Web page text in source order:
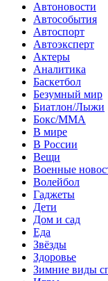
Автоновости
Автособытия
Автоспорт
Автоэксперт
Актеры
Аналитика
Баскетбол
Безумный мир
Биатлон/Лыжи
Бокс/MMA
В мире
В России
Вещи
Военные
Волейбол
Гаджеты
Дети
Дом и сад
Еда
Звёзды
Здоровье
Зимние виды